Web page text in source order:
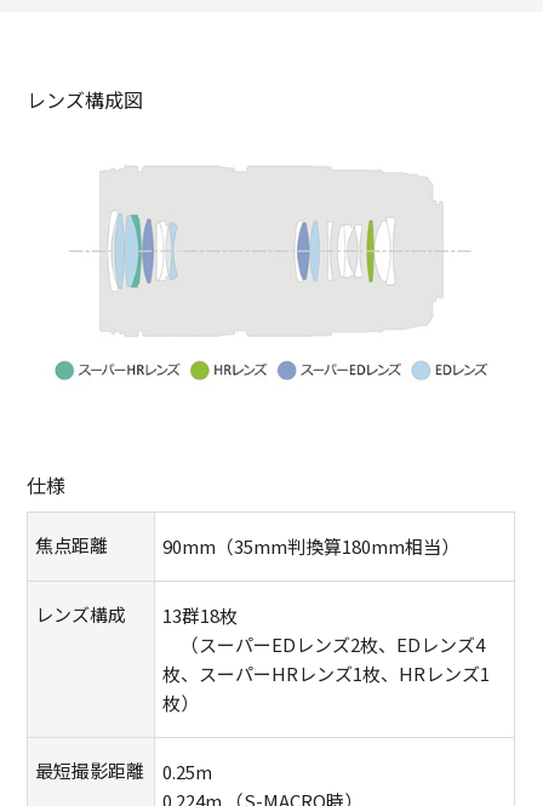
を
レンズ構成図
仕様
焦点距離 90mm（35mm判換算180mm相当）
レンズ構成
13群18枚
（スーパーEDレンズ2枚、EDレンズ4
枚、スーパーHRレンズ1枚、HRレンズ1
枚）
最短撮影距離
0.25m
0.224m （S-MACRO時）